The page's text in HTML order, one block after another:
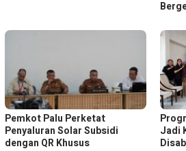
Pemkot Palu Perketat
Penyaluran Solar Subsidi
dengan QR Khusus
Jadi